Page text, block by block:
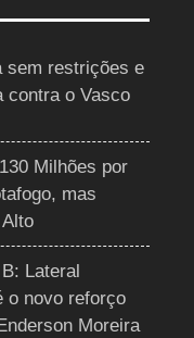
sem restrições e
contra o Vasco
Milhões por
mas
Lateral
o novo reforço
Moreira